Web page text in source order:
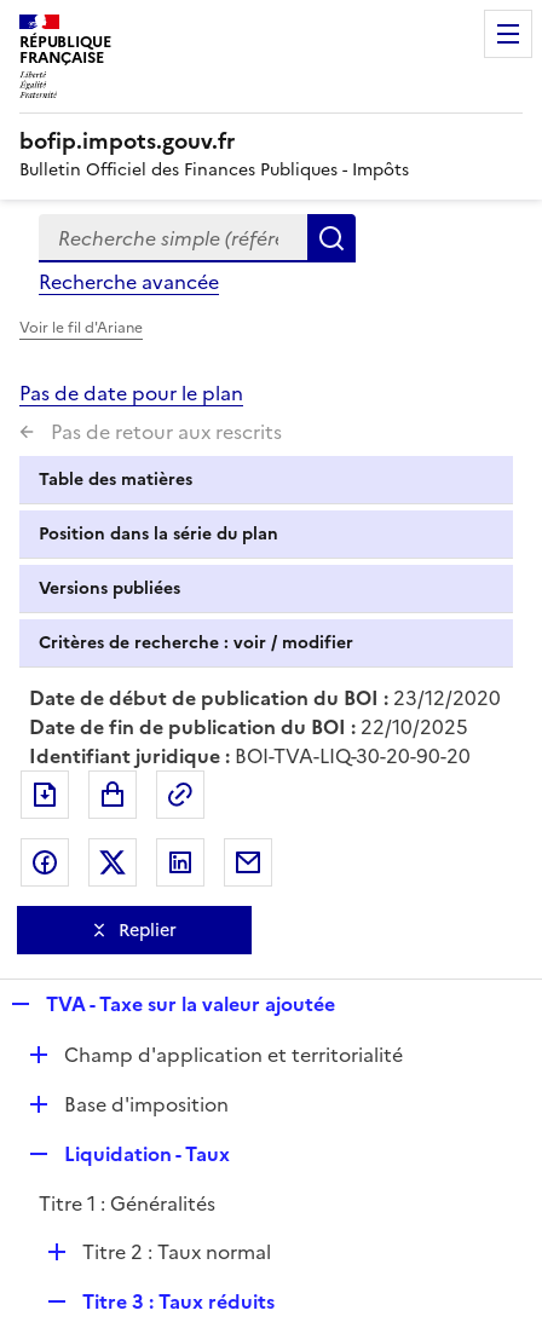
RÉPUBLIQUE
FRANÇAISE
bofip.impots.gouv.fr
Bulletin Officiel des Finances Publiques - Impôts
Formulaire
de
recherche
Recherche simple (références, mots clés, partie du
Recherche avancée
Voir le fil d'Ariane
Pas de date pour le plan
Pas de retour aux rescrits
Table des matières
Position dans la série du plan
Versions publiées
Critères de recherche : voir / modifier
Date de début de publication du BOI : 23/12/2020
Date de fin de publication du BOI : 22/10/2025
Identifiant juridique : BOI-TVA-LIQ-30-20-90-20
Exporter le document au format pdf
Partager sur Facebook
Partager sur Twitter
Partager sur LinkedIn
Replier
p
l
i
e
TVA - Taxe sur la valeur ajoutée
D
e
Champ d'application et territorialité
D
l
i
e
Base d'imposition
p
l
i
e
Liquidation - Taux
Titre 1 : Généralités
DTitre 2 : Taux normal
Titre 3 : Taux réduits